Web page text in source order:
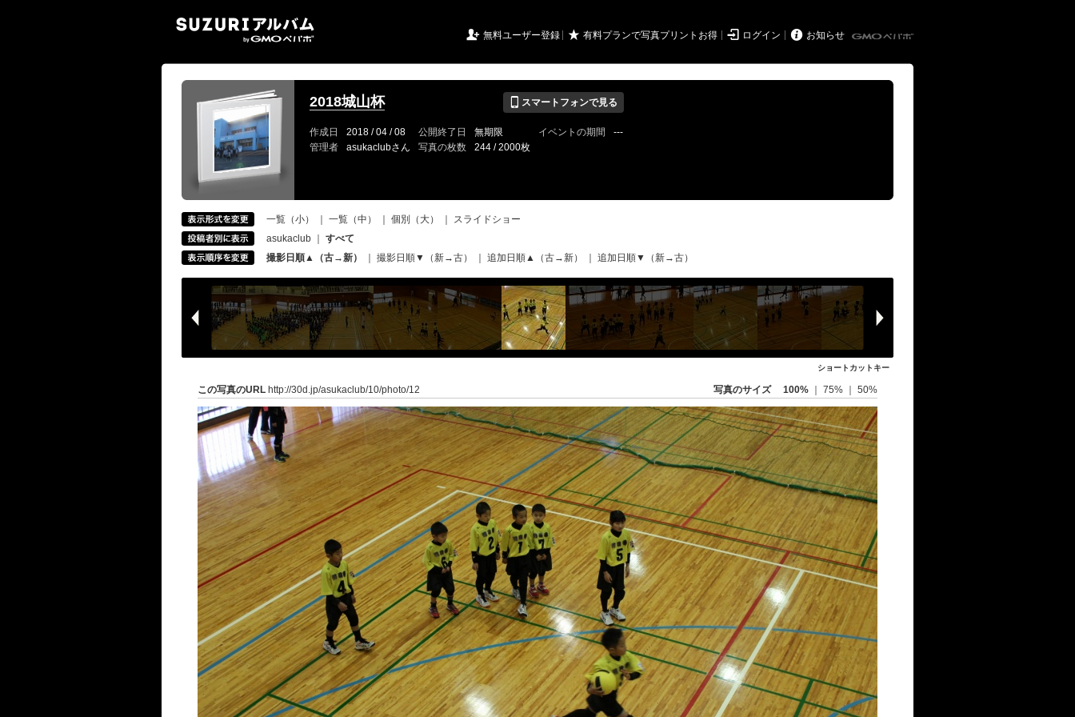
 無料ユーザー登録 ★ 有料プランで写真プリントお得  ログイン  お知らせ
2018城山杯 📱 スマートフォンで見る
作成日 2018 / 04 / 08 公開終了日 無期限 イベントの期間
---
管理者
asukaclubさん 写真の枚数 244 / 2000枚
一覧（小） 一覧（中） 個別（大）
スライドショー
asukaclub
すべて
撮影日順▲（古→新）
撮影日順▼（新→古） 追加日順▲（古→新） 追加日順▼（新→古）
ショートカットキー
この写真のURL http://30d.jp/asukaclub/10/photo/12 写真のサイズ 100% 75% 50%